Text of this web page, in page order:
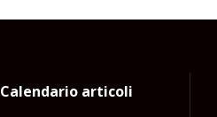
Calendario articoli